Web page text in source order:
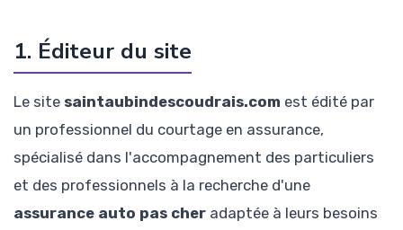
1. Éditeur du site
Le site saintaubindescoudrais.com est édité par
un professionnel du courtage en assurance,
spécialisé dans l'accompagnement des particuliers
et des professionnels à la recherche d'une
assurance auto pas cher adaptée à leurs besoins